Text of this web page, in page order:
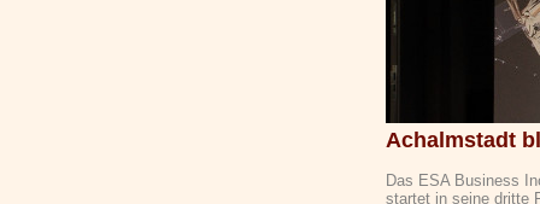
Achalmstadt
Das ESA Business
startet in seine